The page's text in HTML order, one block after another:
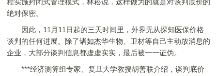
程实施封闭式管理模式，林崧说，这样做为的就是对谈判底价的
绝对保密。
因此，11月11日起的三天时间里，外界无从探知医保价格
谈判的任何进展。除了诸如杰华生物、卫材等自己主动放消息的
企业，大部分谈判信息都虚虚实实，最后被一一证伪。
***经济测算组专家、复旦大学教授胡善联介绍，谈判底价